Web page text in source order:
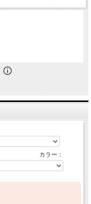
カラー：